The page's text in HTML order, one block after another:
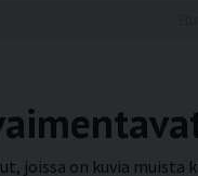
joissa on kuvia muista